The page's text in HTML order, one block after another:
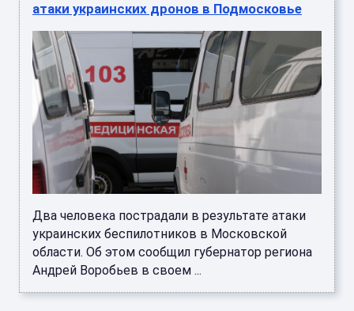
атаки украинских дронов в Подмосковье
Два человека пострадали в результате атаки
украинских беспилотников в Московской
области. Об этом сообщил губернатор региона
Андрей Воробьев в своем ...